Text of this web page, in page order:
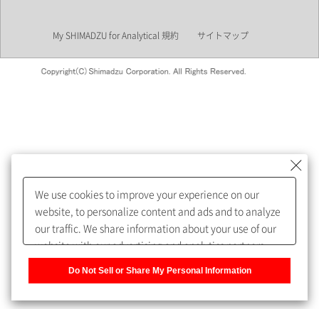
めします。
My SHIMADZU for Analyticalへ登録いただくと、技術情報や
取扱説明書・Webinarなどの閲覧ができます。
うになります。
My SHIMADZU for Analytical 規約 サイトマップ
We use cookies to improve your experience on our
website, to personalize content and ads and to analyze
our traffic. We share information about your use of our
website with our advertising and analytics partners,
Do Not Sell or Share My Personal Information